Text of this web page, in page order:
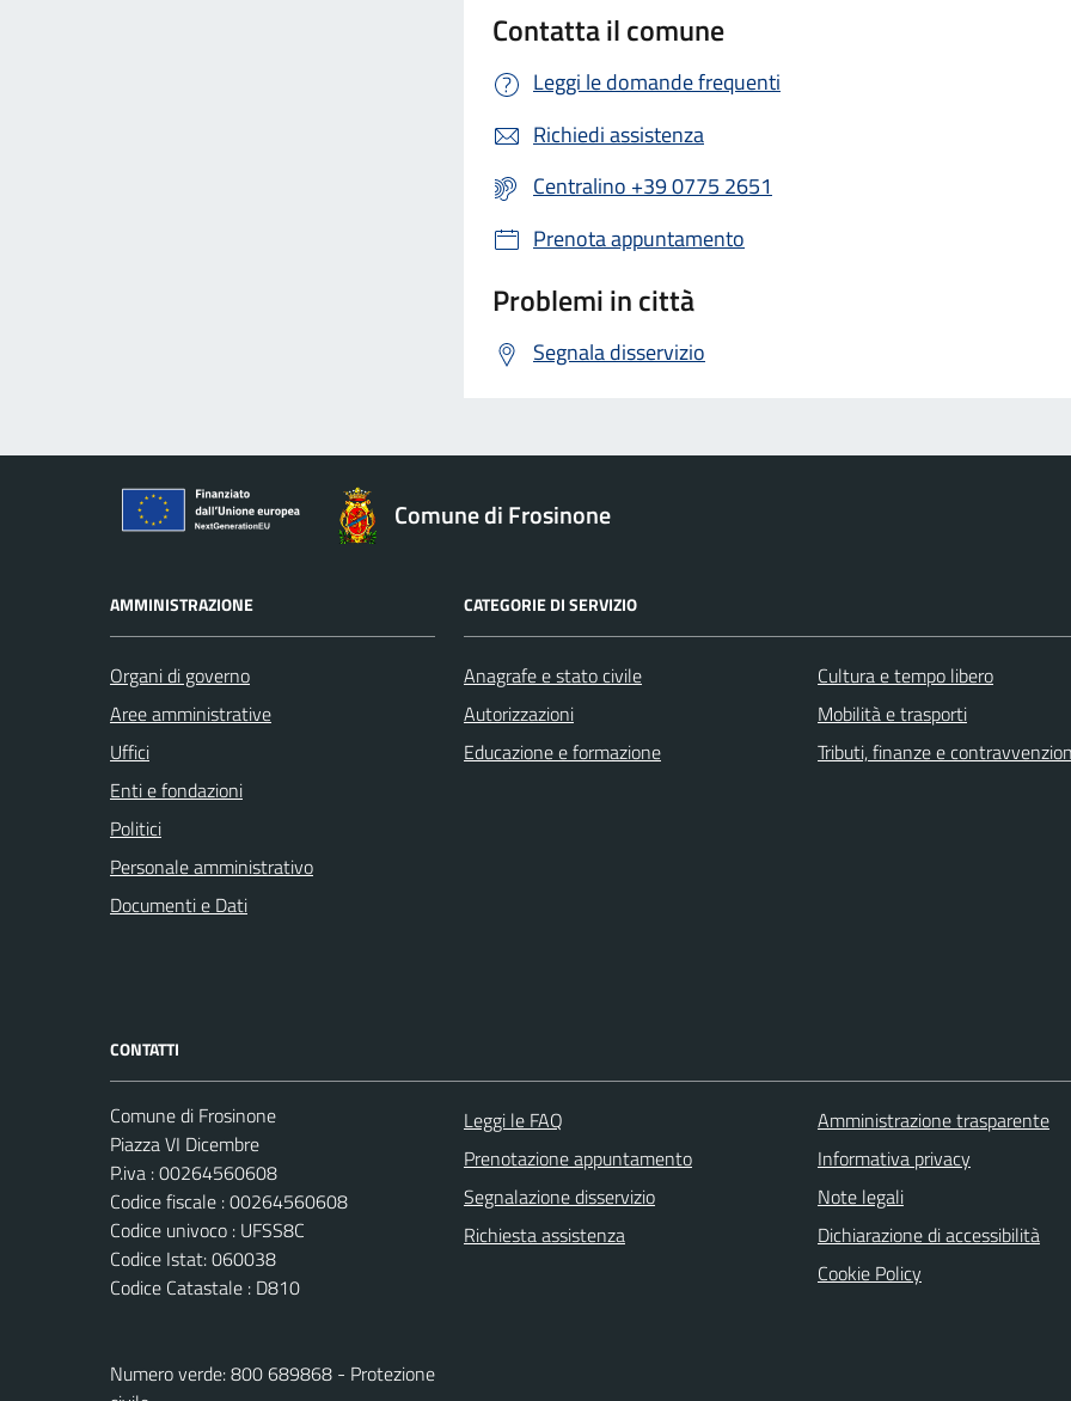
Contatta il comune
Leggi le domande frequenti
Richiedi assistenza
Centralino +39 0775 2651
Prenota appuntamento
Problemi in città
Segnala disservizio
Comune di Frosinone
AMMINISTRAZIONE
Organi di governo
Aree amministrative
Uffici
Enti e fondazioni
Politici
Personale amministrativo
Documenti e Dati
CATEGORIE DI SERVIZIO
Anagrafe e stato civile
Autorizzazioni
Educazione e formazione
Cultura e tempo libero
Mobilità e trasporti
Tributi, finanze e
CONTATTI
Comune di Frosinone
Piazza VI Dicembre
P.iva : 00264560608
Codice fiscale : 00264560608
Codice univoco : UFSS8C
Codice Istat: 060038
Codice Catastale : D810
Numero verde: 800 689868 - Protezione
Leggi le FAQ
Prenotazione appuntamento
Segnalazione disservizio
Richiesta assistenza
Amministrazione trasparente
Informativa privacy
Note legali
Dichiarazione di accessibilità
Cookie Policy